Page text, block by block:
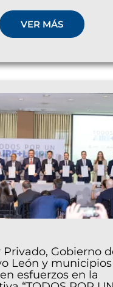
VER MÁS
Privado, Gobierno
León y municipios
esfuerzos en la